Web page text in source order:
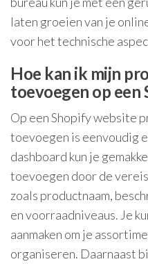
laten groeien van je
voor het technische
Hoe kan ik mijn
toevoegen op een
Op een Shopify website
toevoegen is eenvoudig
dashboard kun je
toevoegen door de
zoals productnaam,
en voorraadniveaus. Je
aanmaken om je
organiseren. Daarnaast